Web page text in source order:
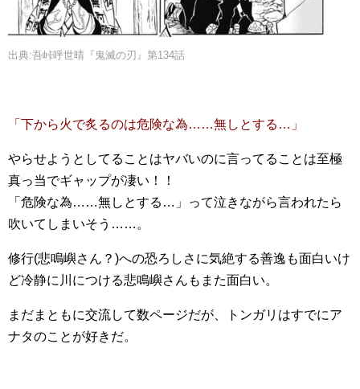
出典:吾峠呼世晴『鬼滅の刃』第134話
「下から火で炙るのは危険な為……無しとする…」
やらせようとしてることはヤバいのに言ってることは至極
真っ当でギャップが凄い！！
「危険な為……無しとする…」って泣きながら言われたら
吹いてしまいそう……。
修行(悲鳴嶼さん？)への恐ろしさに気絶する善逸も面白いけ
ど冷静に川につける悲鳴嶼さんもまた面白い。
まだまともに交流して数ページだが、トンガリはすでにア
ナタのことが好きだ。